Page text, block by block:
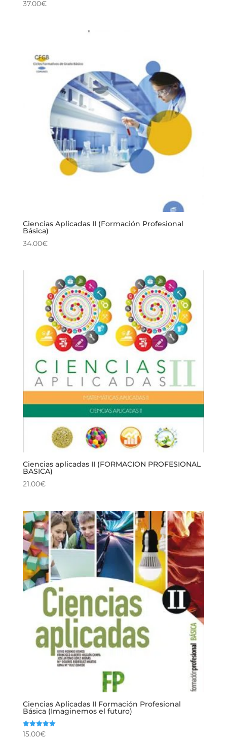
37.00€
Ciencias Aplicadas II (Formación Profesional
Básica)
34.00€
Ciencias aplicadas II (FORMACION PROFESIONAL
BASICA)
21.00€
Ciencias Aplicadas II Formación Profesional
Básica (Imaginemos el futuro)
Valorado
15.00€